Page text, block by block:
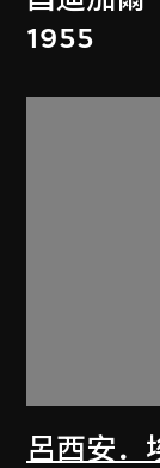
1955
呂西安．